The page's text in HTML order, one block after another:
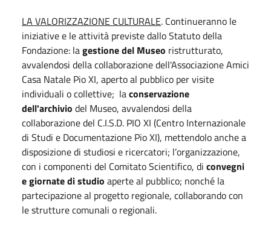
LA VALORIZZAZIONE CULTURALE. Continueranno le
iniziative e le attività previste dallo Statuto della
Fondazione: lagestione del Museo ristrutturato,
avvalendosi della collaborazione dell'Associazione Amici
Casa Natale Pio XI, aperto al pubblico per visite
individuali o collettive; laconservazione
dell'archivio del Museo, avvalendosi della
collaborazione del C.I.S.D. PIO XI (Centro Internazionale
di Studi e Documentazione Pio XI), mettendolo anche a
disposizione di studiosi e ricercatori; l’organizzazione,
con i componenti del Comitato Scientifico, di convegni
e giornate di studio aperte al pubblico; nonché la
partecipazione al progetto regionale, collaborando con
le strutture comunali o regionali.